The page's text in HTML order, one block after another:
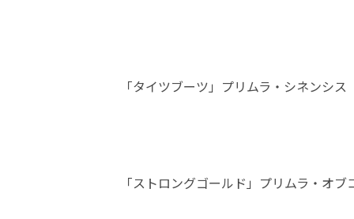
「タイツブーツ」プリムラ・シネンシス
「ストロングゴールド」プリムラ・オブ